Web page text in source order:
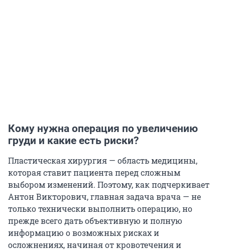
Кому нужна операция по увеличению
груди и какие есть риски?
Пластическая хирургия — область медицины,
которая ставит пациента перед сложным
выбором изменений. Поэтому, как подчеркивает
Антон Викторович, главная задача врача — не
только технически выполнить операцию, но
прежде всего дать объективную и полную
информацию о возможных рисках и
осложнениях, начиная от кровотечения и